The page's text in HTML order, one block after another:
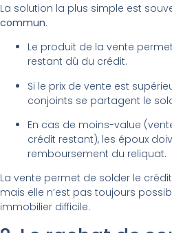
La solution la plus simple est
commun.
Le produit de la vente
restant dû du crédit.
Si le prix de vente est
conjoints se partagent le
En cas de moins-value
crédit restant), les époux
remboursement du reliquat.
La vente permet de solder le
mais elle n’est pas toujours
immobilier difficile.